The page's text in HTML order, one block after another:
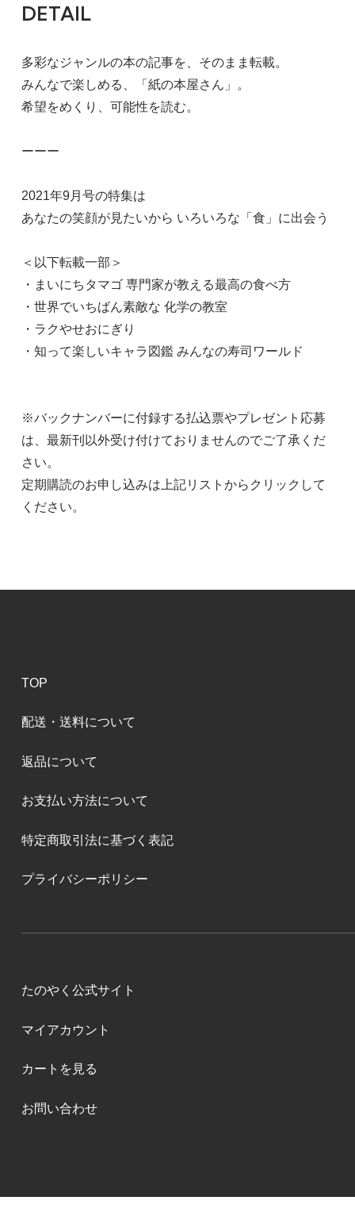
DETAIL
多彩なジャンルの本の記事を、そのまま転載。
みんなで楽しめる、「紙の本屋さん」。
希望をめくり、可能性を読む。
ーーー
2021年9月号の特集は
あなたの笑顔が見たいから いろいろな「食」に出会う
＜以下転載一部＞
・まいにちタマゴ 専門家が教える最高の食べ方
・世界でいちばん素敵な 化学の教室
・ラクやせおにぎり
・知って楽しいキャラ図鑑 みんなの寿司ワールド
※バックナンバーに付録する払込票やプレゼント応募
は、最新刊以外受け付けておりませんのでご了承くだ
さい。
定期購読のお申し込みは上記リストからクリックして
ください。
TOP
配送・送料について
返品について
お支払い方法について
特定商取引法に基づく表記
プライバシーポリシー
たのやく公式サイト
マイアカウント
カートを見る
お問い合わせ